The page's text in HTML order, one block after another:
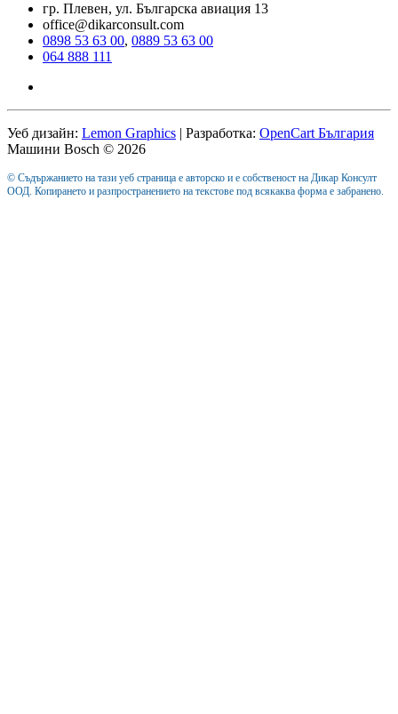
гр. Плевен, ул. Българска авиация 13
office@dikarconsult.com
0898 53 63 00, 0889 53 63 00
064 888 111
Уеб дизайн: Lemon Graphics | Разработка: OpenCart България
Машини Bosch © 2026
© Съдържанието на тази уеб страница е авторско и е собственост на Дикар Консулт
ООД. Копирането и разпространението на текстове под всякаква форма е забранено.